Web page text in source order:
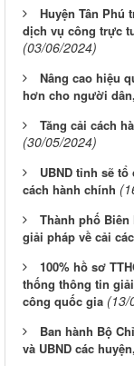
Huyện Tân Phú
dịch vụ công trực
(03/06/2024)
Nâng cao hiệu
hơn cho người
Tăng cải cách
(30/05/2024)
UBND tỉnh sẽ
cách hành chính
Thành phố
giải pháp về cải
100% hồ sơ
thống thông tin
công quốc gia (13/
Ban hành Bộ
và UBND các